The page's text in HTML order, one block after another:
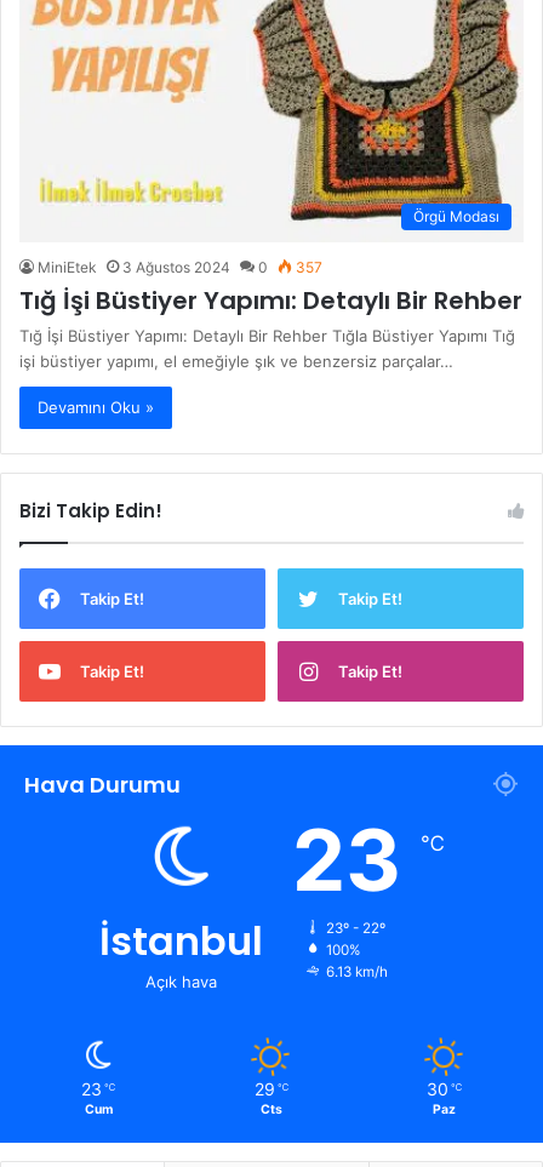
Örgü Modası
MiniEtek 3 Ağustos 2024 0 357
Tığ İşi Büstiyer Yapımı: Detaylı Bir Rehber
Tığ İşi Büstiyer Yapımı: Detaylı Bir Rehber Tığla Büstiyer Yapımı Tığ
işi büstiyer yapımı, el emeğiyle şık ve benzersiz parçalar…
Devamını Oku »
Bizi Takip Edin!
Takip Et! Takip Et!
Takip Et! Takip Et!
Hava Durumu
İstanbul
Açık hava
23 ℃
23º - 22º
100%
6.13 km/h
23 ℃
Cum
29 ℃
Cts
30 ℃
Paz